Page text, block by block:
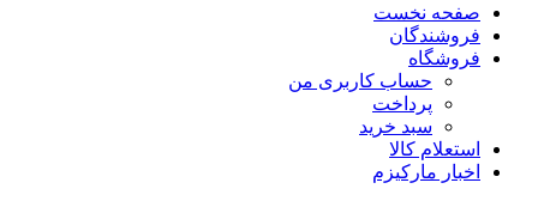
صفحه نخست
فروشندگان
فروشگاه
حساب کاربری من
پرداخت
سبد خرید
استعلام کالا
اخبار مارکیزم